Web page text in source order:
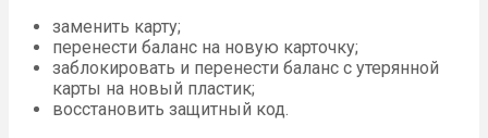
заменить карту;
перенести баланс на новую карточку;
заблокировать и перенести баланс с утерянной
карты на новый пластик;
восстановить защитный код.